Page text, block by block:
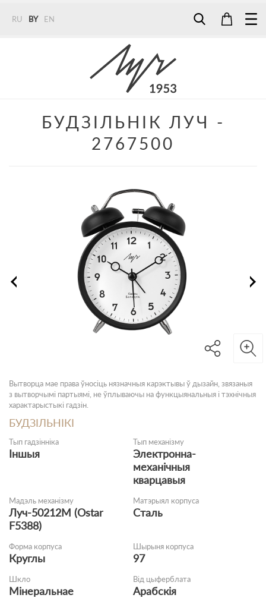
RU BY EN
+375 (29) 272 51 56
БУДЗІЛЬНІК ЛУЧ -
2767500
Вытворца мае права ўносіць нязначныя карэктывы ў дызайн, звязаныя
з вытворчымі партыямі, не ўплываючы на функцыянальныя і тэхнічныя
характарыстыкі гадзін.
БУДЗІЛЬНІКІ
Тып гадзінніка
Іншыя
Тып механізму
Электронна-
механічныя
кварцавыя
Мадэль механізму
Луч-50212М (Ostar
F5388)
Матэрыял корпуса
Cталь
Форма корпуса
Круглы
Шырыня корпуса
97
Шкло
Мінеральнае
Від цыферблата
Арабскія